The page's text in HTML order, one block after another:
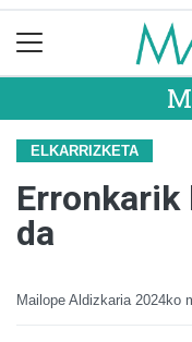
ELKARRIZKETA
Erronkarik
da
Mailope Aldizkaria 2024ko